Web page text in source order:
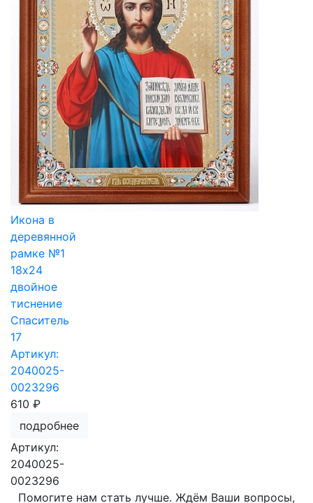
Икона в
деревянной
рамке №1
18х24
двойное
тиснение
Спаситель
17
Артикул:
2040025-
0023296
610 ₽
подробнее
Артикул:
2040025-
0023296
Помогите нам стать лучше. Ждём Ваши вопросы,